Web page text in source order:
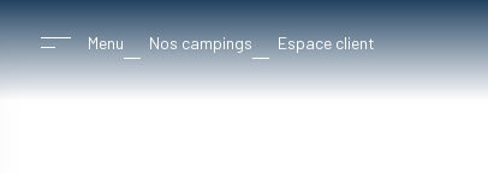
Menu Nos campings Espace client